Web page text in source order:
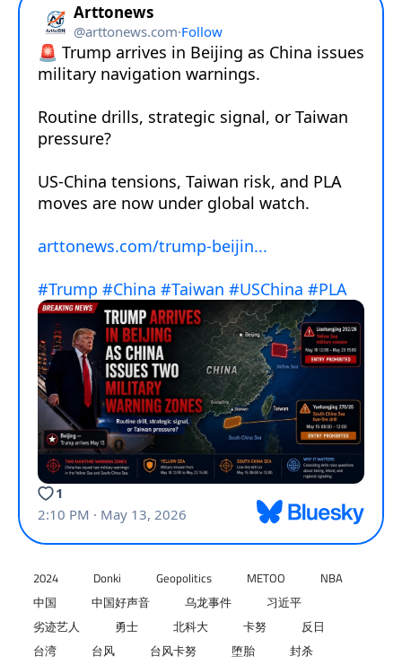
2024 Donki Geopolitics METOO
NBA
中国
中国好声音 乌龙事件
习近平
劣迹艺人
勇士 北科大 卡努
反日
台湾
台风 台风卡努 堕胎
封杀